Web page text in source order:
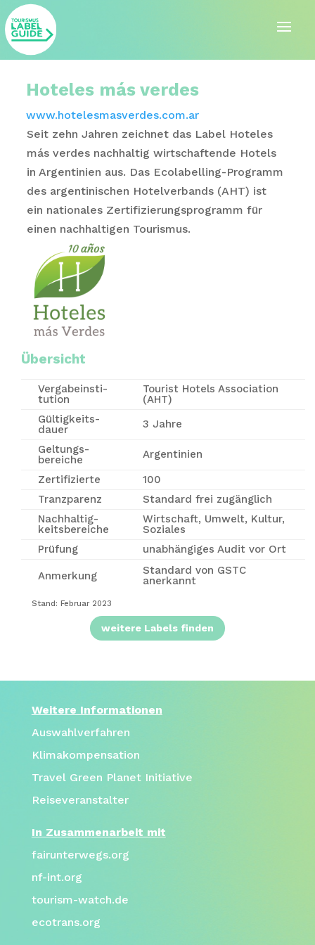
Hoteles más verdes
www.hotelesmasverdes.com.ar
Seit zehn Jahren zeichnet das Label Hoteles
más verdes nachhaltig wirtschaftende Hotels
in Argentinien aus. Das Ecolabelling-Programm
des argentinischen Hotelverbands (AHT) ist
ein nationales Zertifizierungsprogramm für
einen nachhaltigen Tourismus.
Übersicht
Vergabe­insti­
tution
Tourist Hotels Association
(AHT)
Gültigkeits-
dauer
3 Jahre
Geltungs-
bereiche
Argentinien
Zertifizierte
100
Tranzparenz
Standard frei zugänglich
Nachhaltig-
keitsbereiche
Wirtschaft, Umwelt, Kultur,
Soziales
Prüfung
unabhängiges Audit vor Ort
Anmerkung
Standard von GSTC
anerkannt
Stand: Februar 2023
weitere Labels finden
Weitere Informationen
Auswahlverfahren
Klimakompensation
Travel Green Planet Initiative
Reiseveranstalter
In Zusammenarbeit mit
fairunterwegs.org
nf-int.org
tourism-watch.de
ecotrans.org